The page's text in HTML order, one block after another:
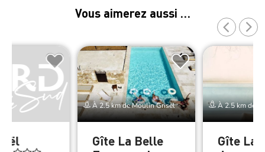
Vous aimerez aussi …
À 2.5 km de Moulin Grisel
Gîte La Belle
À 2.5 km de
Gîte La